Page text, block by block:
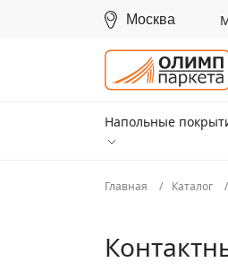
Москва
Напольные
Главная Каталог